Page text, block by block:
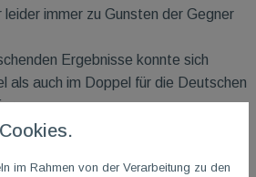
immer zu Gunsten der Gegner
Ergebnisse konnte sich
als auch im Doppel für die Deutschen
mit neuem Partner
Ingolf Dernbach zusammen an.
im Rahmen von der Verarbeitung zu den